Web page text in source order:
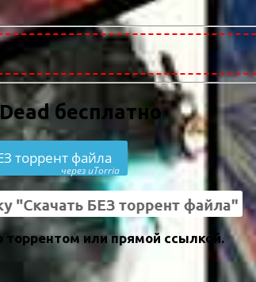
бесплатно
торрент файла
через uTorria
или прямой ссылкой.